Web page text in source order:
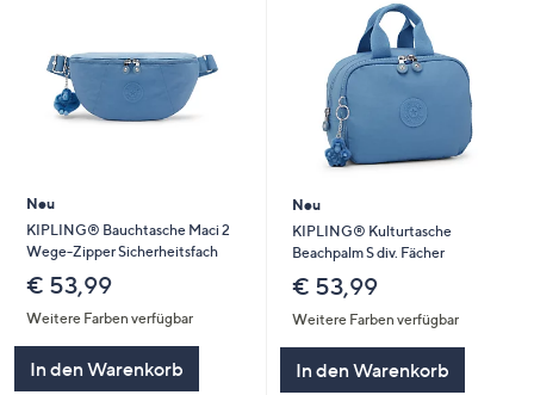
Neu
KIPLING® Bauchtasche Maci 2
Wege-Zipper Sicherheitsfach
€ 53,99
Weitere Farben verfügbar
In den Warenkorb
Neu
KIPLING® Kulturtasche
Beachpalm S div. Fächer
€ 53,99
Weitere Farben verfügbar
In den Warenkorb